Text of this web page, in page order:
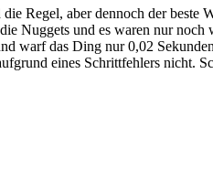
Regel, aber dennoch der beste
Nuggets und es waren nur
warf das Ding nur 0,02
eines Schrittfehlers nicht.